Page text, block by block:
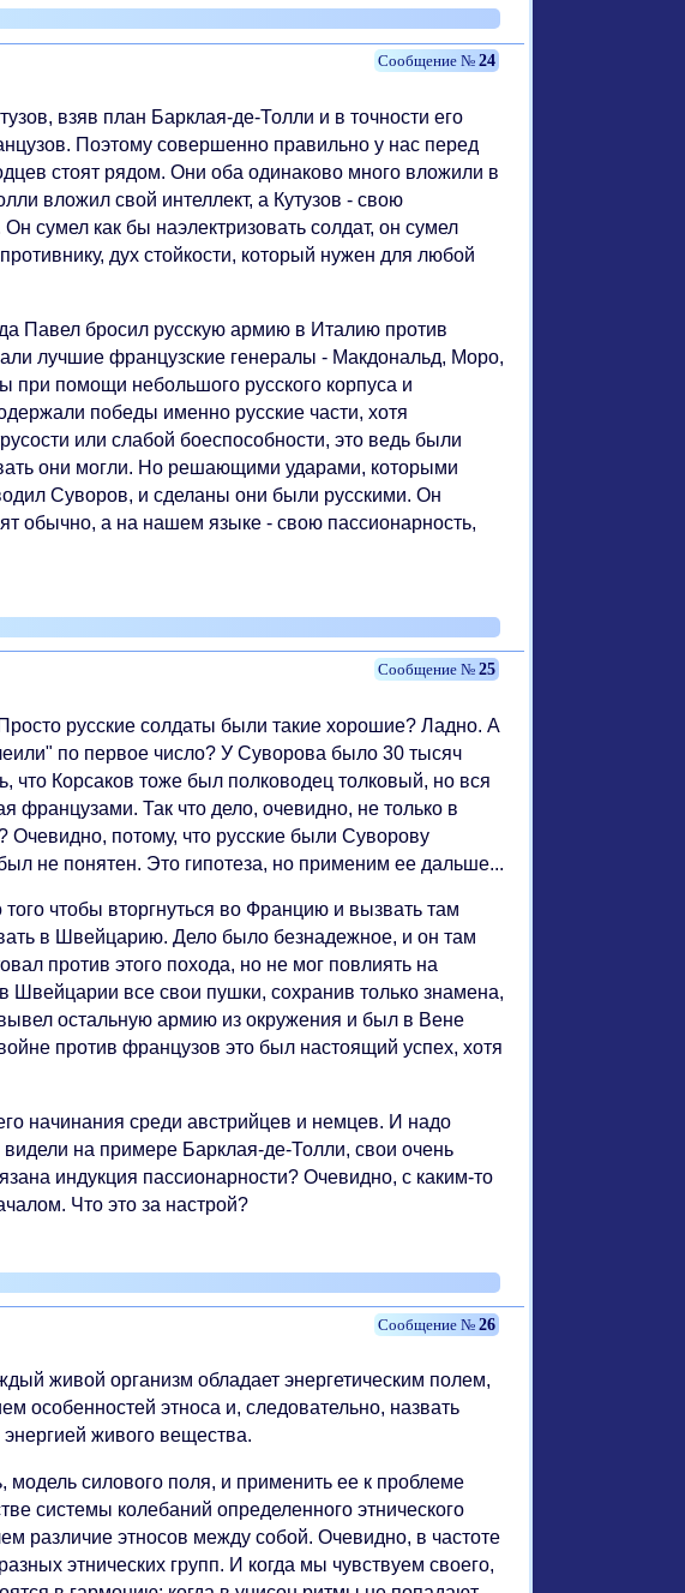
24
взяв план Барклая-де-Толли и в точности его
Поэтому совершенно правильно у нас перед
стоят рядом. Они оба одинаково много вложили в
вложил свой интеллект, а Кутузов - свою
сумел как бы наэлектризовать солдат, он сумел
дух стойкости, который нужен для любой
Павел бросил русскую армию в Италию против
лучшие французские генералы - Макдональд, Моро,
помощи небольшого русского корпуса и
победы именно русские части, хотя
или слабой боеспособности, это ведь были
они могли. Но решающими ударами, которыми
Суворов, и сделаны они были русскими. Он
обычно, а на нашем языке - свою пассионарность,
25
русские солдаты были такие хорошие? Ладно. А
по первое число? У Суворова было 30 тысяч
что Корсаков тоже был полководец толковый, но вся
французами. Так что дело, очевидно, не только в
потому, что русские были Суворову
не понятен. Это гипотеза, но применим ее дальше...
чтобы вторгнуться во Францию и вызвать там
в Швейцарию. Дело было безнадежное, и он там
против этого похода, но не мог повлиять на
Швейцарии все свои пушки, сохранив только знамена,
остальную армию из окружения и был в Вене
против французов это был настоящий успех, хотя
начинания среди австрийцев и немцев. И надо
на примере Барклая-де-Толли, свои очень
индукция пассионарности? Очевидно, с каким-то
Что это за настрой?
26
живой организм обладает энергетическим полем,
особенностей этноса и, следовательно, назвать
живого вещества.
модель силового поля, и применить ее к проблеме
системы колебаний определенного этнического
различие этносов между собой. Очевидно, в частоте
этнических групп. И когда мы чувствуем своего,